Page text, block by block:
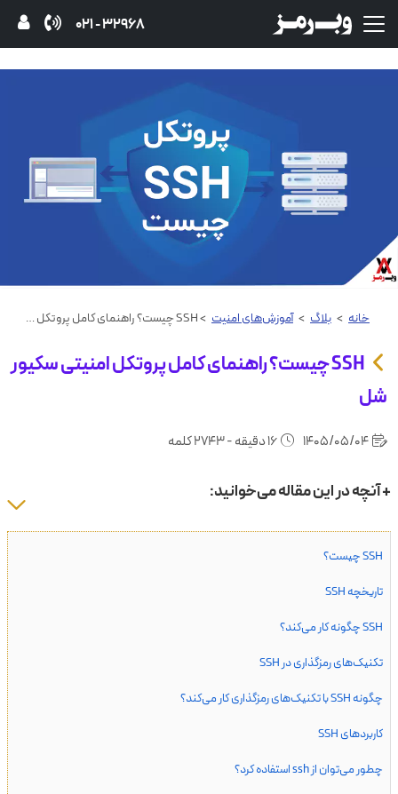
32968 - 021
خانه > بلاگ > آموزش‌های امنیت > SSH چیست؟ راهنمای کامل پروتکل امنیتی سکیور شل
SSH چیست؟ راهنمای کامل پروتکل امنیتی سکیور
شل
+ آنچه در این مقاله می‌خوانید:
SSH چیست؟
تاریخچه ‌SSH
SSH چگونه کار می‌کند؟
تکنیک‌های رمزگذاری در SSH
چگونه SSH با تکنیک‌های رمزگذاری کار می‌کند؟
کاربردهای SSH
چطور می‌توان از ssh استفاده کرد؟